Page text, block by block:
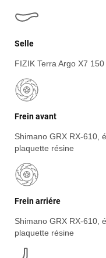
Selle
FIZIK Terra Argo X7 150
Frein avant
Shimano GRX RX-610,
plaquette résine
Frein arriére
Shimano GRX RX-610,
plaquette résine
Jean-Marc TAMAYO
J'ai acheté un